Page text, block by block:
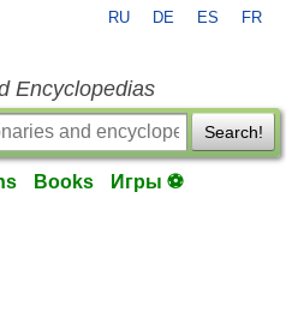
RU DE ES FR
Encyclopedias
Search!
Books Игры ⚽